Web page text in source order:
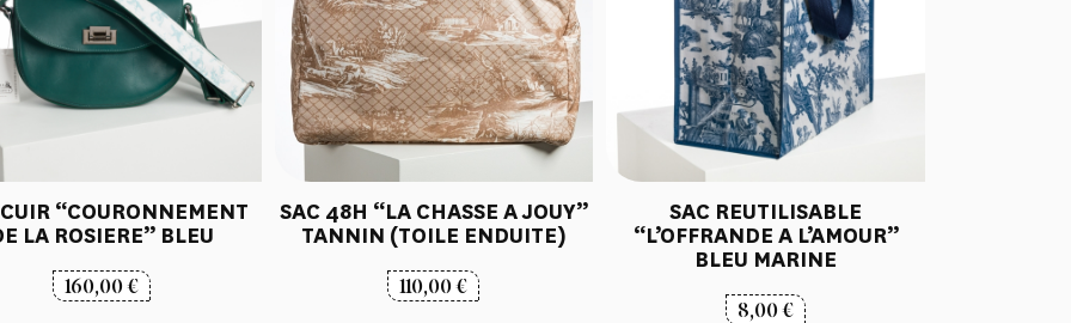
“COURONNEMENT
LA ROSIERE” BLEU
160,00€
SAC 48H “LA CHASSE A JOUY”
TANNIN (TOILE ENDUITE)
110,00€
SAC REUTILISABLE
“L’OFFRANDE A L’AMOUR”
BLEU MARINE
8,00€